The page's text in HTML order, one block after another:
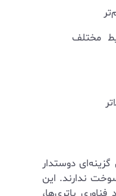
مختلف
دوستدار
ندارند. این